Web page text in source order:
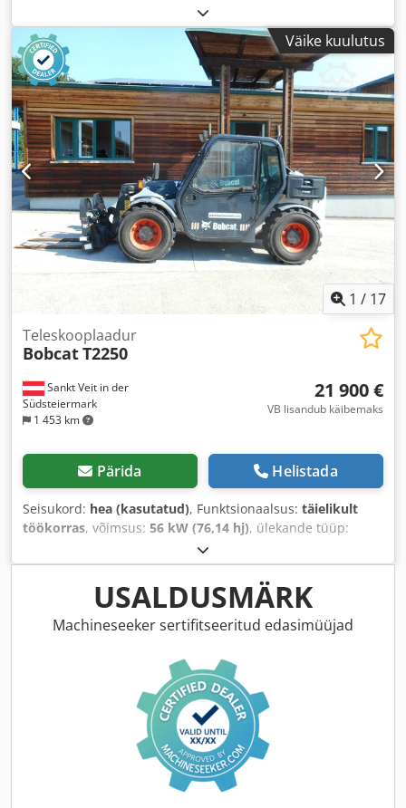
Väike kuulutus
1 / 17
Sankt Veit in der
Südsteiermark
1 453 km
Teleskooplaadur
BobcatT2250
21 900 €
VB lisandub käibemaks
Pärida Helistada
Seisukord: hea (kasutatud), Funktsionaalsus: täielikult
töökorras, võimsus: 56 kW (76,14 hj), ülekande tüüp:
diisel
Ehitusaasta:2008, töötunnid:4 871 h, Varustus:
alusekahvlid, kabiinUSALDUSMÄRK
Machineseeker sertifitseeritud edasimüüjad